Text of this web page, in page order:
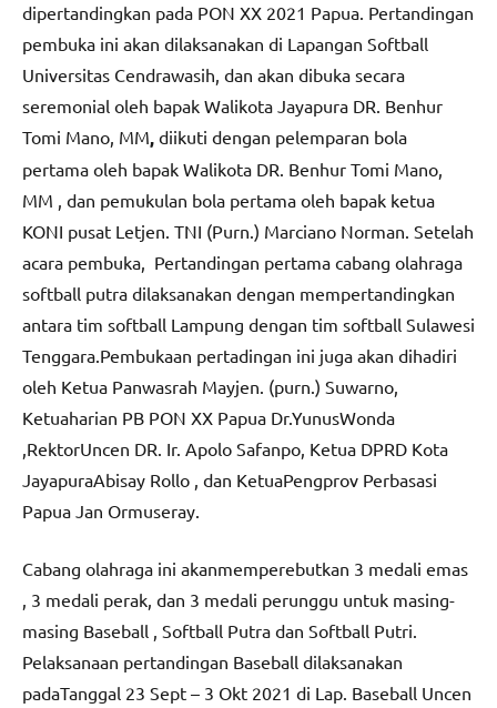
dipertandingkan pada PON XX 2021 Papua. Pertandingan
pembuka ini akan dilaksanakan di Lapangan Softball
Universitas Cendrawasih, dan akan dibuka secara
seremonial oleh bapak Walikota Jayapura DR. Benhur
Tomi Mano, MM, diikuti dengan pelemparan bola
pertama oleh bapak Walikota DR. Benhur Tomi Mano,
MM , dan pemukulan bola pertama oleh bapak ketua
KONI pusat Letjen. TNI (Purn.) Marciano Norman. Setelah
acara pembuka, Pertandingan pertama cabang olahraga
softball putra dilaksanakan dengan mempertandingkan
antara tim softball Lampung dengan tim softball Sulawesi
Tenggara.Pembukaan pertadingan ini juga akan dihadiri
oleh Ketua Panwasrah Mayjen. (purn.) Suwarno,
Ketuaharian PB PON XX Papua Dr.YunusWonda
,RektorUncen DR. Ir. Apolo Safanpo, Ketua DPRD Kota
JayapuraAbisay Rollo , dan KetuaPengprov Perbasasi
Papua Jan Ormuseray.
Cabang olahraga ini akanmemperebutkan 3 medali emas
, 3 medali perak, dan 3 medali perunggu untuk masing-
masing Baseball , Softball Putra dan Softball Putri.
Pelaksanaan pertandingan Baseball dilaksanakan
padaTanggal 23 Sept – 3 Okt 2021 di Lap. Baseball Uncen